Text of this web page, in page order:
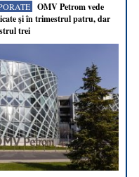
OMV Petrom vede
şi în trimestrul patru, dar
trei